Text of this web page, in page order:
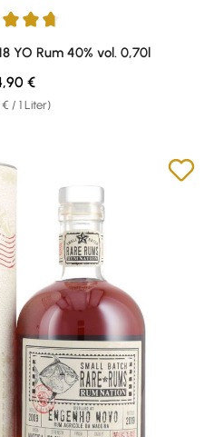
von 4.8 von 5 Sternen
YO Rum 40% vol. 0,70l
€ / 1 Liter)
Preis:
€